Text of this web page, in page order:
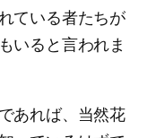
ている者たちが
いると言われま
あれば、当然花